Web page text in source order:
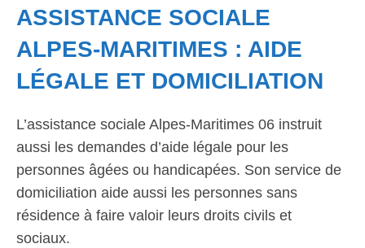
ASSISTANCE SOCIALE
ALPES-MARITIMES : AIDE
LÉGALE ET DOMICILIATION
L’assistance sociale Alpes-Maritimes 06 instruit
aussi les demandes d’aide légale pour les
personnes âgées ou handicapées. Son service de
domiciliation aide aussi les personnes sans
résidence à faire valoir leurs droits civils et
sociaux.